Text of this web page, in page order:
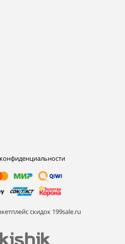
скидок 199sale.ru